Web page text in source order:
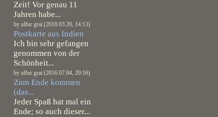
Zeit! Vor genau 11
Jahren habe...
by ulfur grai (2018.03.20, 14:13)
Postkarte aus Indien
Ich bin sehr gefangen
genommen von der
Schönheit...
by ulfur grai (2016.07.04, 20:16)
Zum Ende kommen
(das...
Jeder Spaß hat mal ein
Ende; so auch dieser...